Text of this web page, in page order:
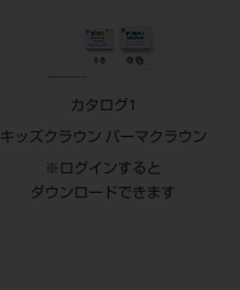
カタログ1
キッズクラウン パーマクラウン
※ログインすると
ダウンロードできます